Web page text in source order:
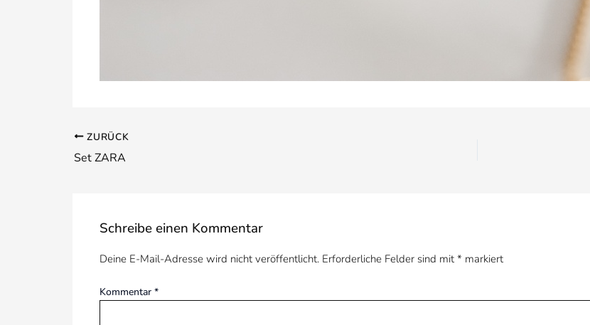
ZURÜCK
Set ZARA
Schreibe einen Kommentar
Deine E-Mail-Adresse wird nicht veröffentlicht. Erforderliche Felder sind mit * markiert
Kommentar *